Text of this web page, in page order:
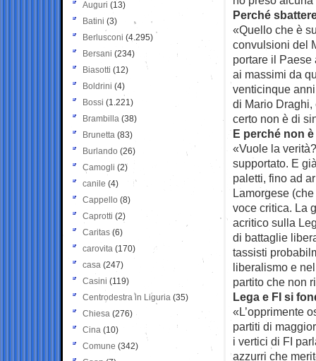
Perché
«Quello che è
convulsioni del
portare il Paese
ai massimi da
venticinque
di Mario Draghi,
certo non è di
E perché non
«Vuole la
supportato. E
paletti, fino ad
Lamorgese
voce critica. La
acritico sulla
di battaglie
tassisti
liberalismo e
partito che non
Lega e FI si
«L’opprimente
partiti di
i vertici di FI
azzurri che
Auguri (13)
Batini (3)
Berlusconi (4.295)
Bersani (234)
Biasotti (12)
Boldrini (4)
Bossi (1.221)
Brambilla (38)
Brunetta (83)
Burlando (26)
Camogli (2)
canile (4)
Cappello (8)
Caprotti (2)
Caritas (6)
carovita (170)
casa (247)
Casini (119)
Centrodestra in Liguria (35)
Chiesa (276)
Cina (10)
Comune (342)